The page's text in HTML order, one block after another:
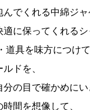
でくれる中綿ジャ
に保ってくれるシ
道具を味方につけて
ドを、
の目で確かめにい
間を想像して、